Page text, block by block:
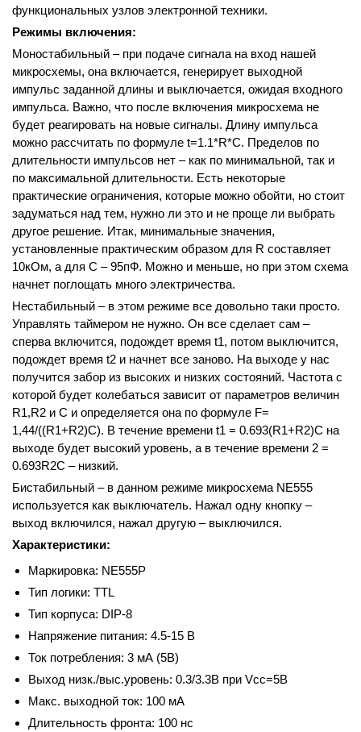
функциональных узлов электронной техники.
Режимы включения:
Моностабильный – при подаче сигнала на вход нашей
микросхемы, она включается, генерирует выходной
импульс заданной длины и выключается, ожидая входного
импульса. Важно, что после включения микросхема не
будет реагировать на новые сигналы. Длину импульса
можно рассчитать по формуле t=1.1*R*C. Пределов по
длительности импульсов нет – как по минимальной, так и
по максимальной длительности. Есть некоторые
практические ограничения, которые можно обойти, но стоит
задуматься над тем, нужно ли это и не проще ли выбрать
другое решение. Итак, минимальные значения,
установленные практическим образом для R составляет
10кОм, а для С – 95пФ. Можно и меньше, но при этом схема
начнет поглощать много электричества.
Нестабильный – в этом режиме все довольно таки просто.
Управлять таймером не нужно. Он все сделает сам –
сперва включится, подождет время t1, потом выключится,
подождет время t2 и начнет все заново. На выходе у нас
получится забор из высоких и низких состояний. Частота с
которой будет колебаться зависит от параметров величин
R1,R2 и C и определяется она по формуле F=
1,44/((R1+R2)C). В течение времени t1 = 0.693(R1+R2)C на
выходе будет высокий уровень, а в течение времени 2 =
0.693R2C – низкий.
Бистабильный – в данном режиме микросхема NE555
используется как выключатель. Нажал одну кнопку –
выход включился, нажал другую – выключился.
Характеристики:
Маркировка: NE555P
Тип логики: TTL
Тип корпуса: DIP-8
Напряжение питания: 4.5-15 В
Ток потребления: 3 мА (5В)
Выход низк./выс.уровень: 0.3/3.3В при Vcc=5В
Макс. выходной ток: 100 мА
Длительность фронта: 100 нс